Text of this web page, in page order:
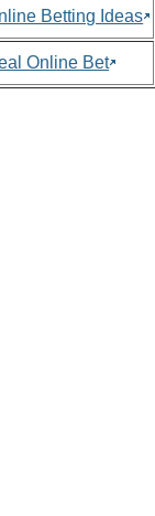
Betting Ideas
Online Bet